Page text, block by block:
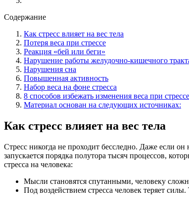
Содержание
Как стресс влияет на вес тела
Потеря веса при стрессе
Реакция «бей или беги»
Нарушение работы желудочно-кишечного
Нарушения сна
Повышенная активность
Набор веса на фоне стресса
8 способов избежать изменения веса при стрессе
Материал основан на следующих источниках:
Как стресс влияет на вес тела
Стресс никогда не проходит бесследно. Даже если
запускается порядка полутора тысяч процессов,
стресса на человека:
Мысли становятся спутанными, человеку
Под воздействием стресса человек теряет